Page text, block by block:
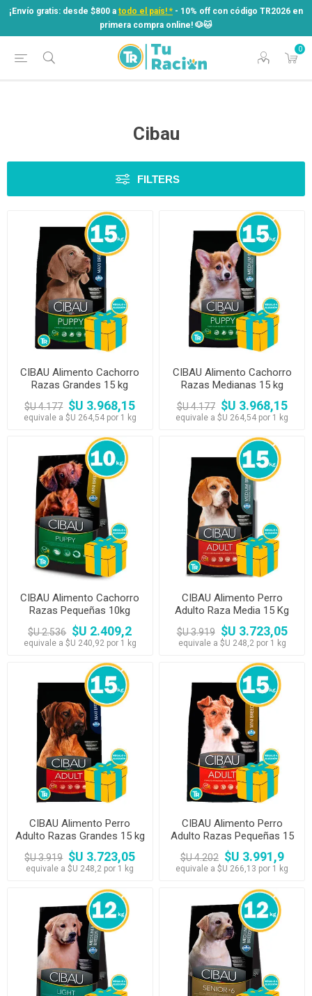
¡Envío gratis: desde $800 a todo el país! * - 10% off con código TR2026 en
primera compra online! ​🐶​🐱
0
¡Envío gratis: desde $800 atodo el país! *
- 10% off con código TR2026 en
primera compra online! ​🐶​🐱
Cibau
FILTERS
CIBAU Alimento Cachorro
Razas Grandes 15 kg
$U 4.177 $U 3.968,15
equivale a $U 264,54 por 1 kg
CIBAU Alimento Cachorro
Razas Medianas 15 kg
$U 4.177 $U 3.968,15
equivale a $U 264,54 por 1 kg
CIBAU Alimento Cachorro
Razas Pequeñas 10kg
$U 2.536 $U 2.409,2
equivale a $U 240,92 por 1 kg
CIBAU Alimento Perro
Adulto Raza Media 15 Kg
$U 3.919 $U 3.723,05
equivale a $U 248,2 por 1 kg
CIBAU Alimento Perro
Adulto Razas Grandes 15 kg
$U 3.919 $U 3.723,05
equivale a $U 248,2 por 1 kg
CIBAU Alimento Perro
Adulto Razas Pequeñas 15
kg
$U 4.202 $U 3.991,9
equivale a $U 266,13 por 1 kg